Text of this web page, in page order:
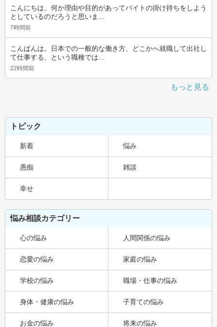
こんにちは。何か理由や目的があってバイトの掛け持ちをしよう
としているのだろうと思いま…
7時間前
こんばんは。日本での一般的な働き方、どこかへ就職して出社し
て仕事する、という職種では…
22時間前
もっと見る
トピック
新着 悩み
愚痴 雑談
幸せ
悩み相談カテゴリー
心の悩み 人間関係の悩み
恋愛の悩み 家庭の悩み
学校の悩み 職場・仕事の悩み
身体・健康の悩み 子育ての悩み
お金の悩み 将来の悩み